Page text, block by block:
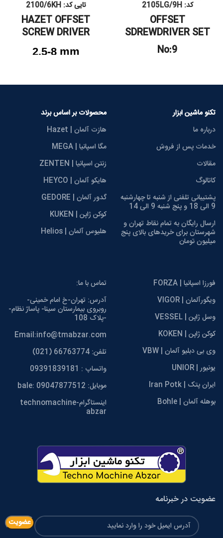
کد: 2105LG/9H
OFFSET
SDREWDRIVER SET
No:9
تایی کد: 2100/6KH
HAZET OFFSET
SCREW DRIVER
2.5-8 mm
تکنو ماشین ابزار
درباره ما
خدمات پس از فروش
مقالات
کاتالوگ
پشتیبانی تلفنی از شنبه تا چهارشنبه
9 الی 18 و پنج شنبه 9 الی 14
ارسال رایگان به تمام نقاط تهران و
شهرستان برای خریدهای بالای پنج
میلیون تومان
محصولات بر اساس برند
هازت آلمان | Hazet
مگا اسپانیا | MEGA
زنتن اسپانیا | ZENTEN
هایکو آلمان | HEYCO
گدور آلمان | GEDORE
کوکن ژاپن | KUKEN
هلیوس آلمان | Helios
فورزا اسپانیا | FORZA
ویگورآلمان | VIGOR
وسل ژاپن | VESSEL
کوکن ژاپن | KOKEN
وی بی دبلیو آلمان | VBW
یونیور | UNIOR
ایران پتک | Iran Potk
بوهله آلمان | Bohle
تماس با ما:
آدرس: تهران-خ امام خمینی-
روبروی بیمارستان سینا- پاساژ نظام-
-پلاک 108
Email:info@tmabzar.com
تلفن: 66763774 (021)
واتساپ : 09391839181
موبایل: 09047877512 :bale
اینستاگرامtechnomachine-
abzar
عضویت در خبرنامه